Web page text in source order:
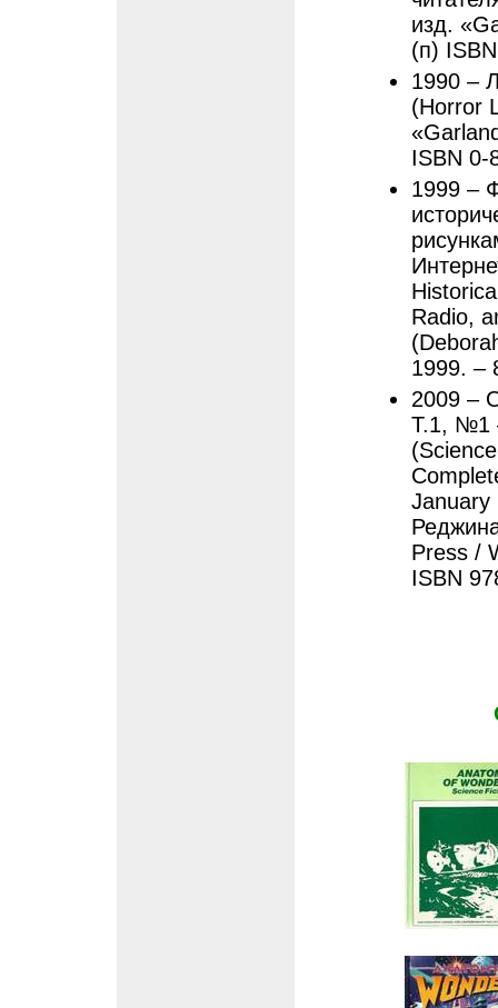
изд.
(п)
1990 –
(Horror
ISBN 0-
1999 –
Radio,
1999. –
2009 –
Т.1, №1
January
Press /
ISBN